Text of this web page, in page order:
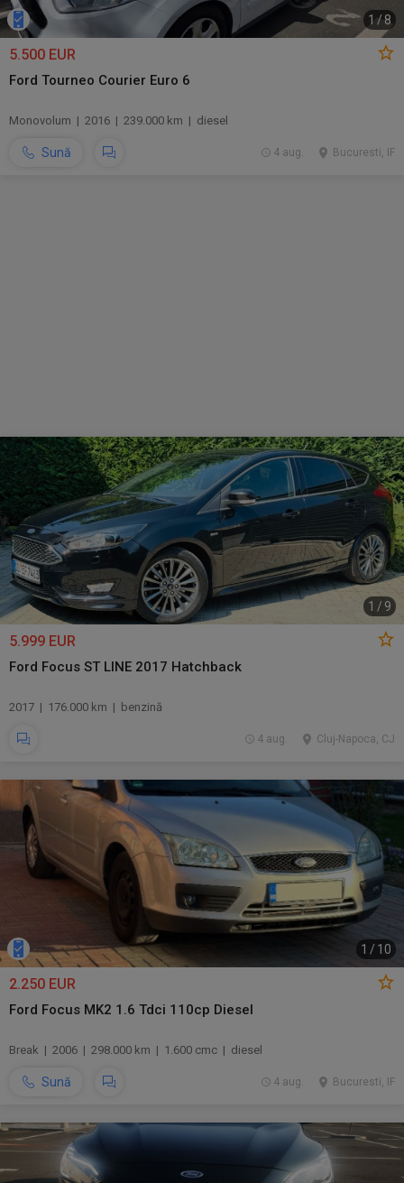
1 /8
5.500 EUR
Ford Tourneo Courier Euro 6
Monovolum | 2016 | 239.000 km | diesel
Sună Bucuresti, IF
4 aug.
1 / 9
5.999 EUR
Ford Focus ST LINE 2017 Hatchback
2017 | 176.000 km | benzină
Cluj-Napoca, CJ
4 aug.
1 / 10
2.250 EUR
Ford Focus MK2 1.6 Tdci 110cp Diesel
Break | 2006 | 298.000 km | 1.600 cmc | diesel
Sună Bucuresti, IF
4 aug.